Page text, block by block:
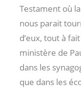
Testament où
nous parait
d’eux, tout à
ministère de
dans les
que dans les